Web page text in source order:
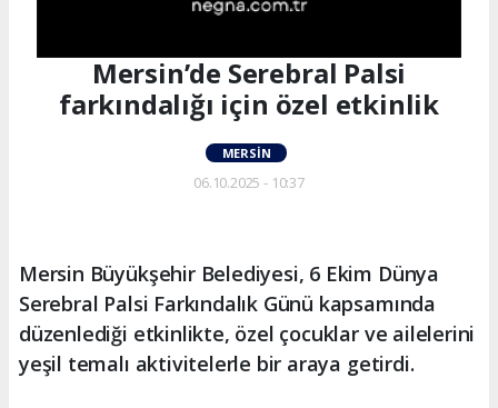
Mersin’de Serebral Palsi
farkındalığı için özel etkinlik
MERSIN
06.10.2025 - 10:37
Mersin Büyükşehir Belediyesi, 6 Ekim Dünya
Serebral Palsi Farkındalık Günü kapsamında
düzenlediği etkinlikte, özel çocuklar ve ailelerini
yeşil temalı aktivitelerle bir araya getirdi.